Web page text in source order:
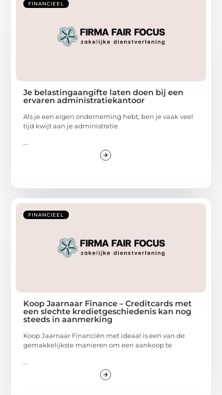
FINANCIEEL
Je belastingaangifte laten doen bij een
ervaren administratiekantoor
Als je een eigen onderneming hebt, ben je vaak veel
tijd kwijt aan je administratie
...
FINANCIEEL
Koop Jaarnaar Finance – Creditcards met
een slechte kredietgeschiedenis kan nog
steeds in aanmerking
Koop Jaarnaar Financiën met ideaal is een van de
gemakkelijkste manieren om een aankoop te
...